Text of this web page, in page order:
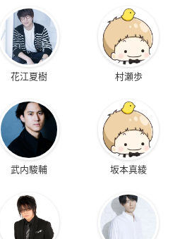
花江夏樹 村瀬歩
武内駿輔 坂本真綾